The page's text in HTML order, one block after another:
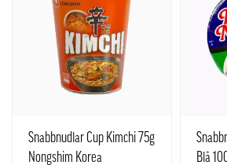
Snabbnudlar Cup Kimchi 75g
Nongshim Korea
Blå